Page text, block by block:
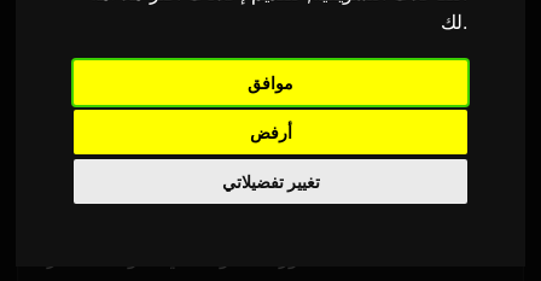
لك.
موافق
أرفض
تغيير تفضيلاتي
ستطلق فرقة الكيبوب الافتراضيةPLAVEأول جولة